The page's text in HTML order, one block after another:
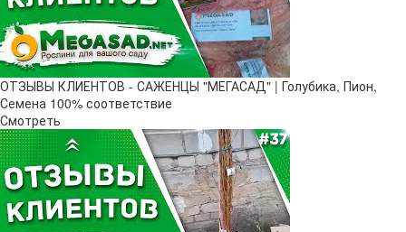
ОТЗЫВЫ КЛИЕНТОВ - САЖЕНЦЫ "МЕГАСАД" | Голубика, Пион,
Семена 100% соответствие
Смотреть